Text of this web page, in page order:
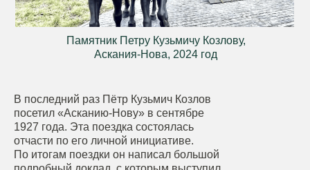
Памятник Петру Кузьмичу Козлову,
Аскания-Нова, 2024 год
В последний раз Пётр Кузьмич Козлов
посетил «Асканию-Нову» в сентябре
1927 года. Эта поездка состоялась
отчасти по его личной инициативе.
По итогам поездки он написал большой